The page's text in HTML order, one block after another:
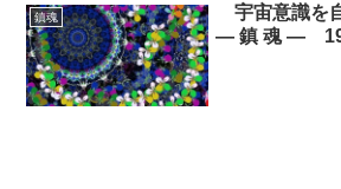
鎮魂
宇宙意識を
― 鎮 魂 ―